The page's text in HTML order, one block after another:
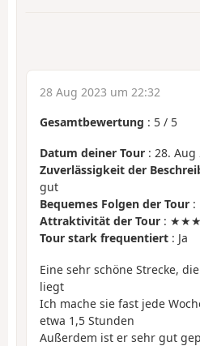
28 Aug 2023 um 22:32
Gesamtbewertung : 5 / 5
Datum deiner Tour : 28. Aug
Zuverlässigkeit der
gut
Bequemes Folgen der Tour :
Attraktivität der Tour :
Tour stark frequentiert : Ja
Eine sehr schöne Strecke,
liegt
Ich mache sie fast jede
etwa 1,5 Stunden
Außerdem ist er sehr gut